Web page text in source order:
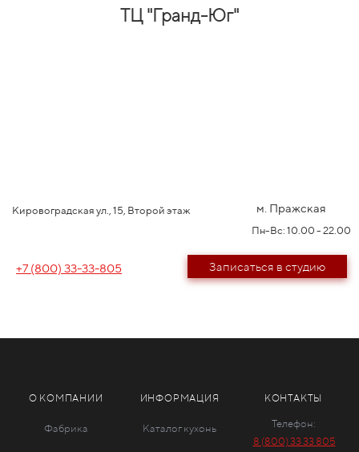
ТЦ "Гранд-Юг"
Кировоградская ул., 15, Второй этаж м. Пражская
Пн-Вс: 10.00 - 22.00
+7 (800) 33-33-805 Записаться в студию
О КОМПАНИИ
Фабрика
ИНФОРМАЦИЯ
Каталог кухонь
КОНТАКТЫ
Телефон:
8 (800) 33 33 805